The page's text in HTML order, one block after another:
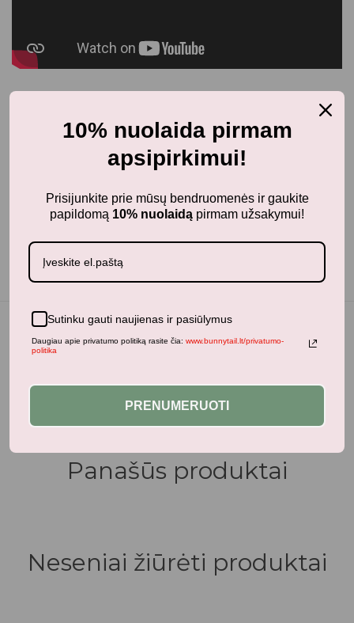
Jums taip pat gali patikti...
Panašūs produktai
Neseniai žiūrėti produktai
10% nuolaida pirmam
apsipirkimui!
Prisijunkite prie mūsų bendruomenės ir gaukite
papildomą 10% nuolaidą pirmam užsakymui!
Sutinku gauti naujienas ir pasiūlymus
Daugiau apie privatumo politiką rasite čia: www.bunnytail.lt/privatumo-
politika
PRENUMERUOTI